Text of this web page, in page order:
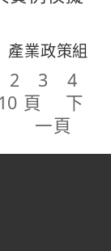
產業政策組
2 3
4
頁
下
一頁